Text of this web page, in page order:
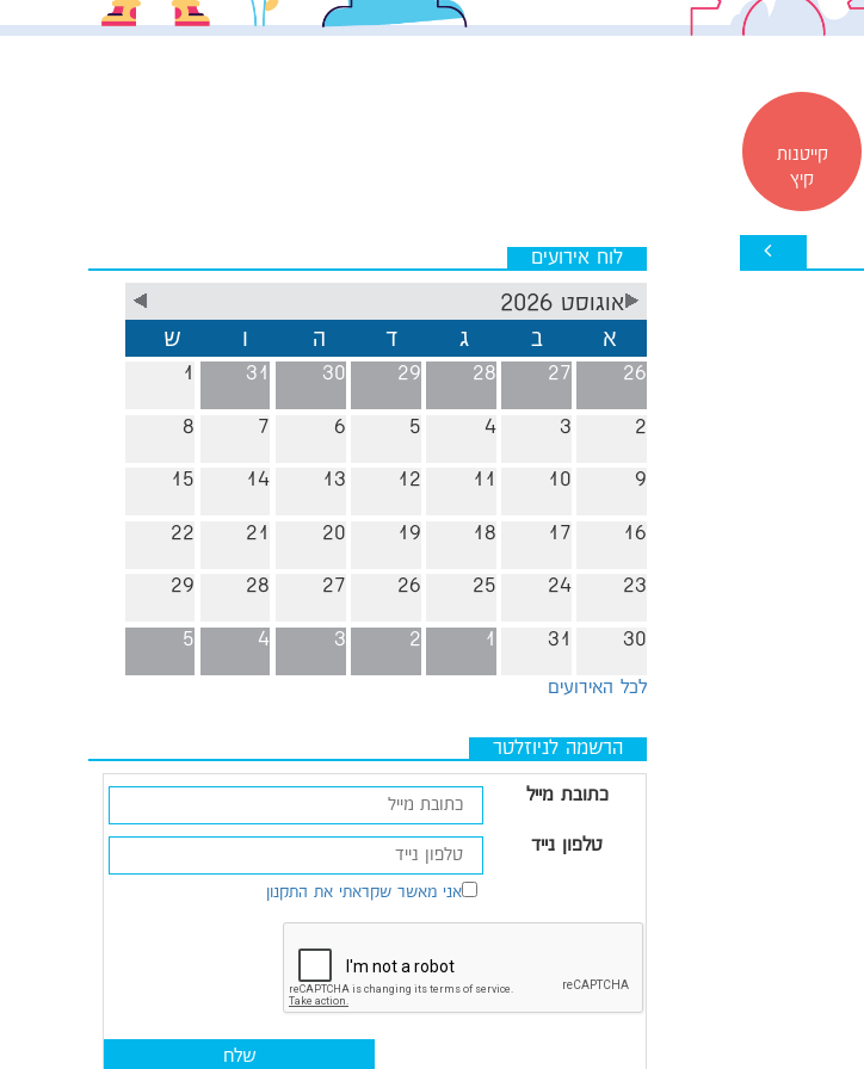
קייטנות
קיץ
לוח אירועים
אוגוסט 2026
א ב ג ד ה ו ש
26
27
28
29
30
31
1
2
3
4
5
6
7
8
9
10
11
12
13
14
15
16
17
18
19
20
21
22
23
24
25
26
27
28
29
30
31
1
2
3
4
5
לכל האירועים
הרשמה לניוזלטר
כתובת מייל
טלפון נייד
אני מאשר שקראתי את התקנון